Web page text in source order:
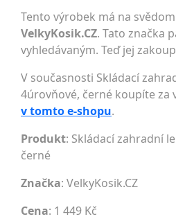
Tento výrobek má na
VelkyKosik.CZ. Tato značka
vyhledávaným. Teď jej
V současnosti Skládací
4úrovňové, černé koupíte za
v tomto e-shopu.
Produkt: Skládací zahradní
černé
Značka: VelkyKosik.CZ
Cena: 1 449 Kč